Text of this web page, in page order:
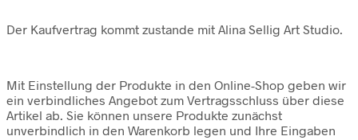
Der Kaufvertrag kommt zustande mit Alina Sellig Art Studio.
Mit Einstellung der Produkte in den Online-Shop geben wir
ein verbindliches Angebot zum Vertragsschluss über diese
Artikel ab. Sie können unsere Produkte zunächst
unverbindlich in den Warenkorb legen und Ihre Eingaben